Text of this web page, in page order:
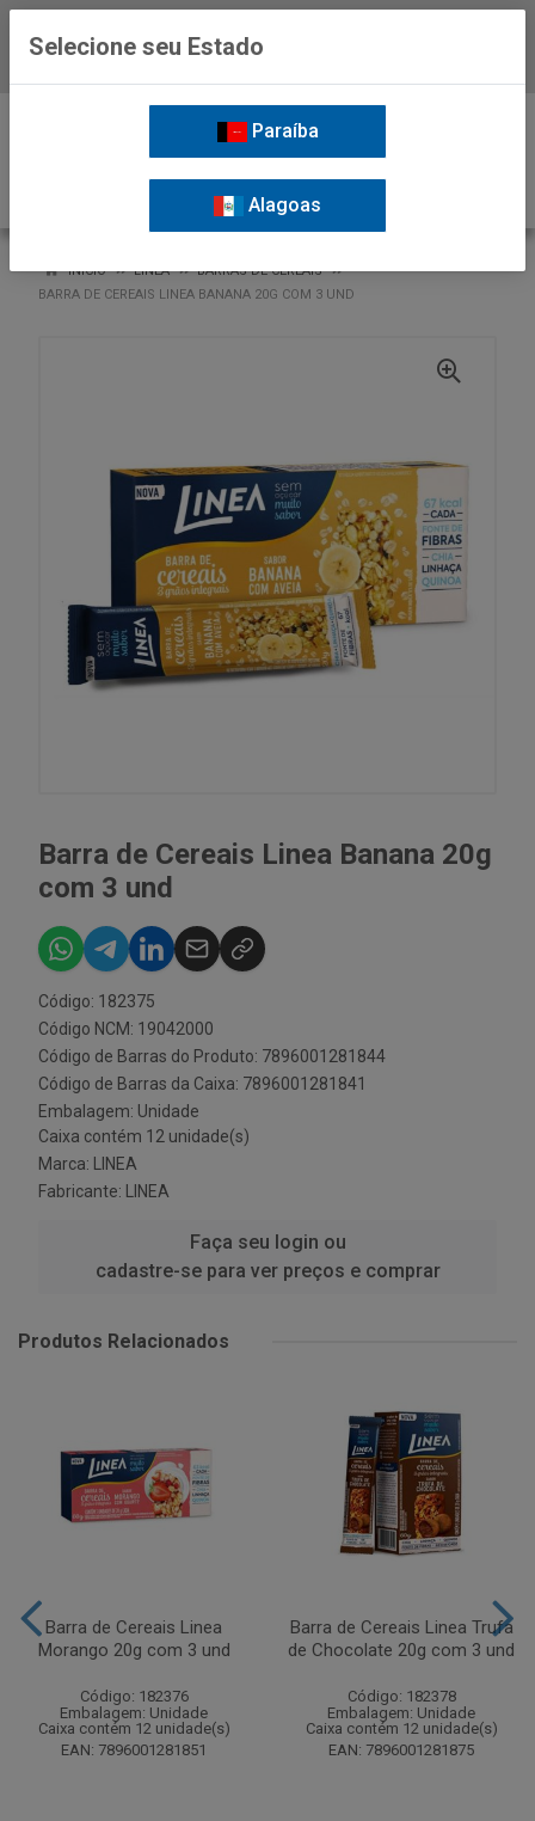
INÍCIO LINEA
BARRAS DE CEREAIS
BARRA DE CEREAIS LINEA BANANA 20G COM 3 UND
Barra de Cereais Linea Banana 20g
com 3 und
Código: 182375
Código NCM: 19042000
Código de Barras do Produto: 7896001281844
Código de Barras da Caixa: 7896001281841
Embalagem: Unidade
Caixa contém 12 unidade(s)
Marca:
LINEA
Fabricante:
LINEA
Faça seu login ou
cadastre-se para ver preços e comprar
Produtos Relacionados
Barra de Cereais Linea
Morango 20g com 3 und
Código: 182376
Embalagem: Unidade
Caixa contém 12 unidade(s)
EAN: 7896001281851
Barra de Cereais Linea Trufa
de Chocolate 20g com 3 und
Código: 182378
Embalagem: Unidade
Caixa contém 12 unidade(s)
EAN: 7896001281875
Selecione seu Estado
Paraíba
Alagoas